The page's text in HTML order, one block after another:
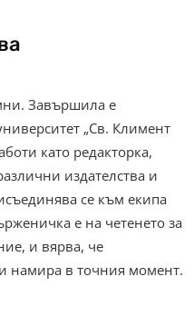
Завършила е
„Св. Климент
като редакторка,
издателства и
се към екипа
е на четенето за
и вярва, че
намира в точния момент.